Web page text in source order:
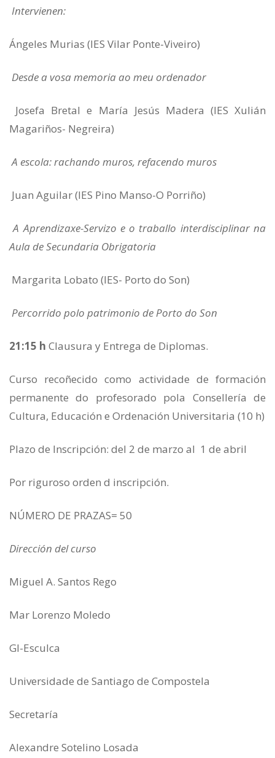
Intervienen:
Ángeles Murias (IES Vilar Ponte-Viveiro)
Desde a vosa memoria ao meu ordenador
Josefa Bretal e María Jesús Madera (IES Xulián
Magariños- Negreira)
A escola: rachando muros, refacendo muros
Juan Aguilar (IES Pino Manso-O Porriño)
A Aprendizaxe-Servizo e o traballo interdisciplinar na
Aula de Secundaria Obrigatoria
Margarita Lobato (IES- Porto do Son)
Percorrido polo patrimonio de Porto do Son
21:15 h Clausura y Entrega de Diplomas.
Curso recoñecido como actividade de formación
permanente do profesorado pola Consellería de
Cultura, Educación e Ordenación Universitaria (10 h)
Plazo de Inscripción: del 2 de marzo al 1 de abril
Por riguroso orden d inscripción.
NÚMERO DE PRAZAS= 50
Dirección del curso
Miguel A. Santos Rego
Mar Lorenzo Moledo
GI-Esculca
Universidade de Santiago de Compostela
Secretaría
Alexandre Sotelino Losada